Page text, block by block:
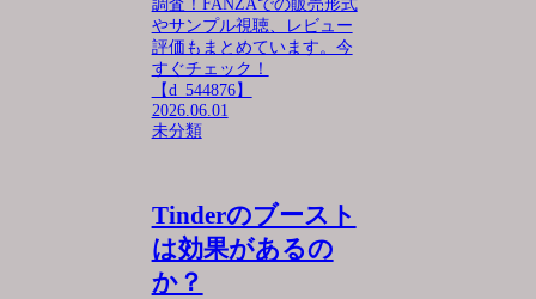
調査！FANZAでの販売形式
やサンプル視聴、レビュー
評価もまとめています。今
すぐチェック！
【d_544876】
2026.06.01
未分類
Tinderのブースト
は効果があるの
か？